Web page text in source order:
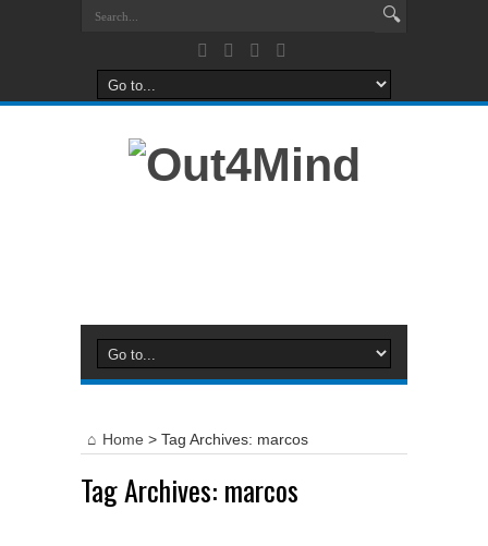
Home > Tag Archives: marcos
Tag Archives: marcos